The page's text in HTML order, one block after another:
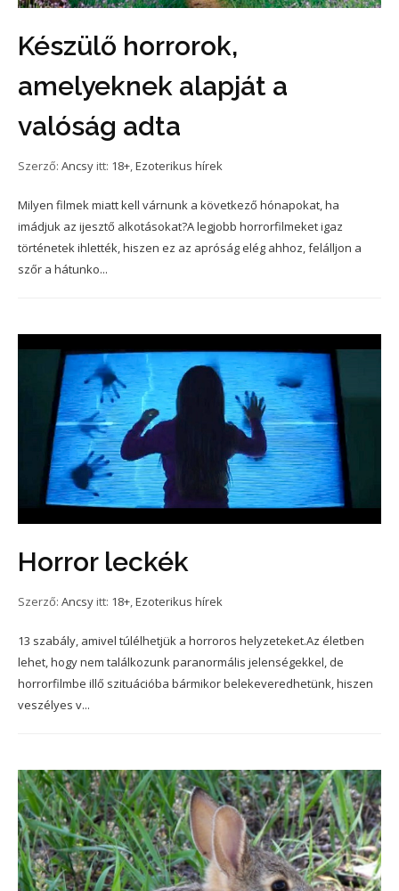
Készülő horrorok,
amelyeknek alapját a
valóság adta
Szerző: Ancsy itt: 18+,Ezoterikus hírek
Milyen filmek miatt kell várnunk a következő hónapokat, ha
imádjuk az ijesztő alkotásokat?A legjobb horrorfilmeket igaz
történetek ihlették, hiszen ez az apróság elég ahhoz, felálljon a
szőr a hátunko...
Horror leckék
Szerző: Ancsy itt: 18+ Ezoterikus hírek
13 szabály, amivel túlélhetjük a horroros helyzeteket.Az életben
lehet, hogy nem találkozunk paranormális jelenségekkel, de
horrorfilmbe illő szituációba bármikor belekeveredhetünk, hiszen
veszélyes v...